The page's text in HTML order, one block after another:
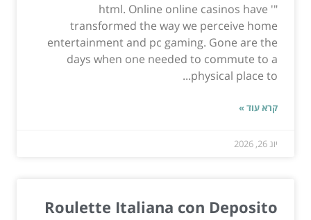
"' html. Online online casinos have
transformed the way we perceive home
entertainment and pc gaming. Gone are the
days when one needed to commute to a
physical place to...
קרא עוד »
יונ 26, 2026
Roulette Italiana con Deposito